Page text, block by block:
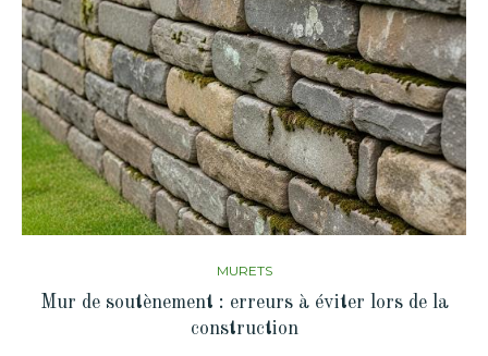
MURETS
Mur de soutènement : erreurs à éviter lors de la
construction